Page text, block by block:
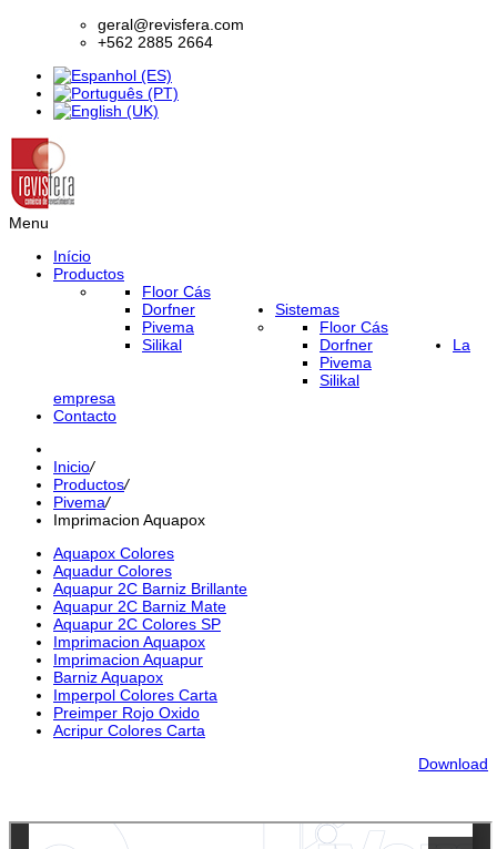
geral@revisfera.com
+562 2885 2664
Menu
Início
Productos
Floor Cás
Dorfner
Pivema
Silikal
Sistemas
Floor Cás
Dorfner
Pivema
Silikal
La
empresa
Contacto
Inicio/
Productos/
Pivema/
Imprimacion Aquapox
Aquapox Colores
Aquadur Colores
Aquapur 2C Barniz Brillante
Aquapur 2C Barniz Mate
Aquapur 2C Colores SP
Imprimacion Aquapox
Imprimacion Aquapur
Barniz Aquapox
Imperpol Colores Carta
Preimper Rojo Oxido
Acripur Colores Carta
Download